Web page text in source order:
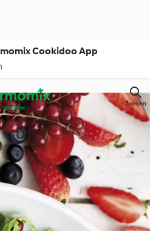
Cookidoo App
Zoeken